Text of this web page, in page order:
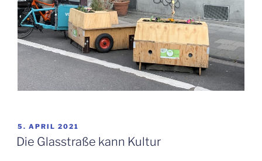
VERÖFFENTLICHT
AM
5. APRIL 2021
Die Glas­stra­ße kann Kultur